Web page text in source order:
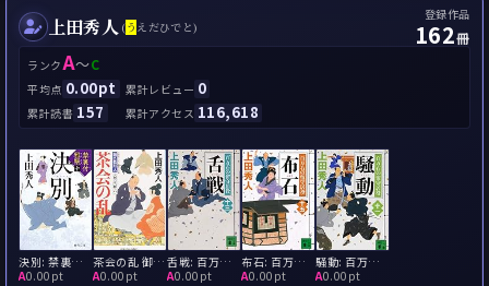
上田秀人 (う えだひでと)
登録作品
162冊
ランクA～C
平均点 0.00pt 累計レビュー 0
累計読書 157 累計アクセス 116,618
決別: 禁裏付雅帳10
A0.00pt
茶会の乱 御広敷用人 大奥記録6
A0.00pt
舌戦: 百万石の留守居役 十三
A0.00pt
布石: 百万石の留守居役 十五
A0.00pt
騒動: 百万石の留守居役 十一
A0.00pt